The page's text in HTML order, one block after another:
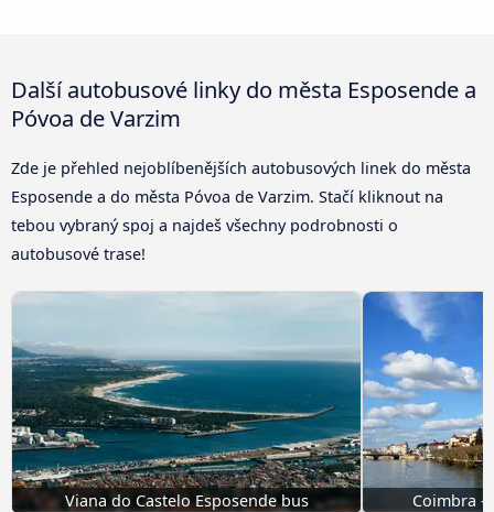
Další autobusové linky do města Esposende a
Póvoa de Varzim
Zde je přehled nejoblíbenějších autobusových linek do města
Esposende a do města Póvoa de Varzim. Stačí kliknout na
tebou vybraný spoj a najdeš všechny podrobnosti o
autobusové trase!
Viana do Castelo Esposende bus Coimbra -